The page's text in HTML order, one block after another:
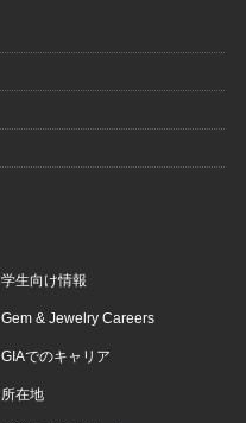
学生向け情報
Gem & Jewelry Careers
GIAでのキャリア
所在地